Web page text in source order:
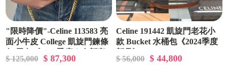
"限時降價"-Celine 113583 亮
面小牛皮 College 凱旋門鍊條
品 》
$ 125,000 $ 87,300
Celine 191442 凱旋門老花小
款 Bucket 水桶包《2024季度
$ 56,000 $ 44,800